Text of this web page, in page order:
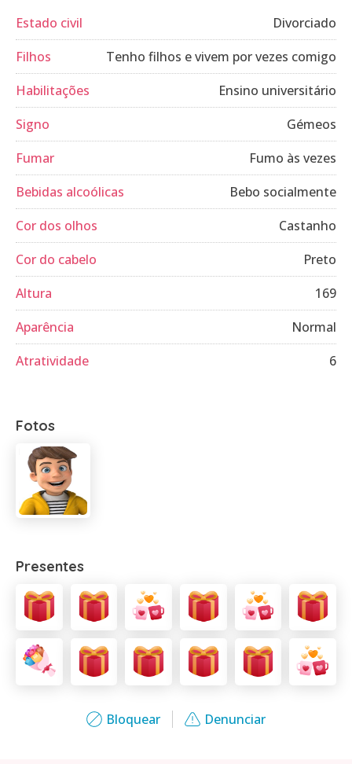
Bloquear Denunciar
Estado civil
Divorciado
Filhos
Tenho filhos e vivem por vezes comigo
Habilitações
Ensino universitário
Signo
Gémeos
Fumar
Fumo às vezes
Bebidas alcoólicas
Bebo socialmente
Cor dos olhos
Castanho
Cor do cabelo
Preto
Altura
169
Aparência
Normal
Atratividade
6
Fotos
Presentes